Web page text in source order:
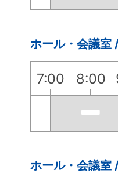
ホール・会議室
7:00 8:00
ホール・会議室